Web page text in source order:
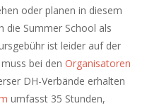
oder planen in diesem
die Summer School als
ist leider auf der
bei den Organisatoren
DH-Verbände erhalten
umfasst 35 Stunden,